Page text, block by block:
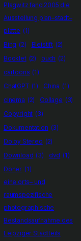
Plagwitz fand 2005 die
Ausstellung plan–stadt–
platte (1)
Bing (2) Bleistift (2)
Booklet (2) buch (2)
cartoons (1)
ChatGPT (1) China (1)
cinema (2) Collage (3)
Copyright (3)
Dokumentation (3)
Dolby Stereo (2)
Download (3) dvd (1)
Döner (1)
eine orts– und
raumspezifische
photographische
Bestandsaufnahme des
Leipziger Stadtteils